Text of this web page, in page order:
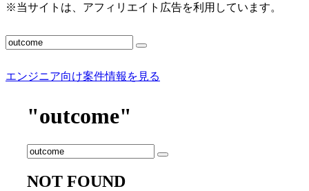
※当サイトは、アフィリエイト広告を利用しています。
エンジニア向け案件情報を見る
"outcome"
NOT FOUND